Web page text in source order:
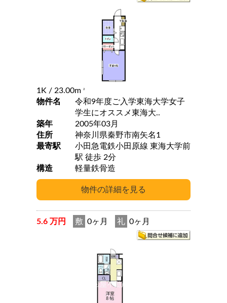
1K / 23.00m 2
物件名
令和9年度ご入学東海大学女子
学生にオススメ東海大..
築年
2005年03月
住所
神奈川県秦野市南矢名1
最寄駅
小田急電鉄小田原線 東海大学前
駅 徒歩 2分
構造
軽量鉄骨造
5.6 万円 敷 0ヶ月 礼 0ヶ月